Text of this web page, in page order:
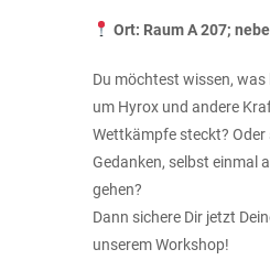
Ort: Raum A 207;
Du möchtest wissen,
um Hyrox und andere
Wettkämpfe steckt?
Gedanken, selbst einmal
gehen?
Dann sichere Dir jetzt
unserem Workshop!